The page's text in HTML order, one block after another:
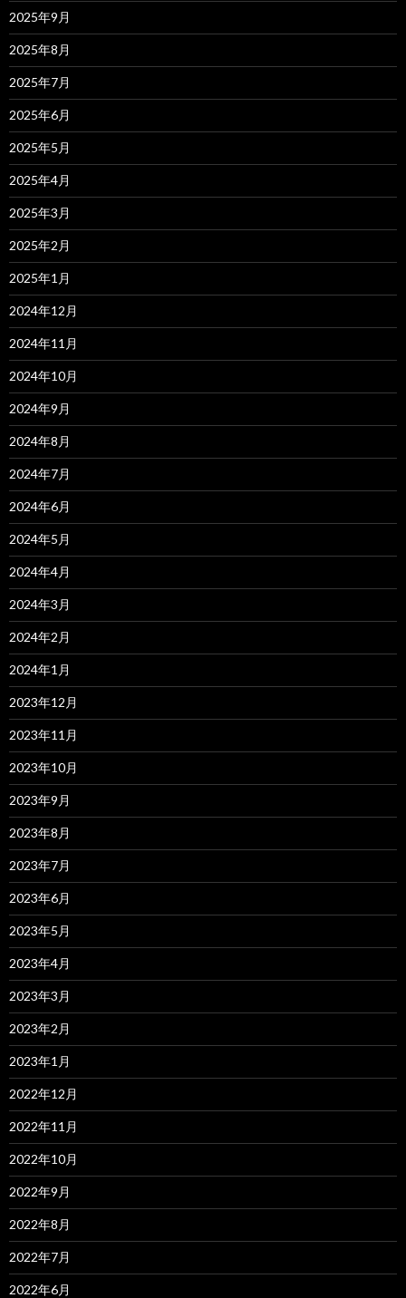
2025年9月
2025年8月
2025年7月
2025年6月
2025年5月
2025年4月
2025年3月
2025年2月
2025年1月
2024年12月
2024年11月
2024年10月
2024年9月
2024年8月
2024年7月
2024年6月
2024年5月
2024年4月
2024年3月
2024年2月
2024年1月
2023年12月
2023年11月
2023年10月
2023年9月
2023年8月
2023年7月
2023年6月
2023年5月
2023年4月
2023年3月
2023年2月
2023年1月
2022年12月
2022年11月
2022年10月
2022年9月
2022年8月
2022年7月
2022年6月